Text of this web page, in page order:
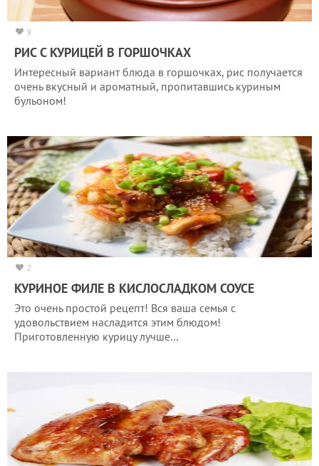
9
РИС С КУРИЦЕЙ В ГОРШОЧКАХ
Интересный вариант блюда в горшочках, рис получается
очень вкусный и ароматный, пропитавшись куриным
бульоном!
2
КУРИНОЕ ФИЛЕ В КИСЛОСЛАДКОМ СОУСЕ
Это очень простой рецепт! Вся ваша семья с
удовольствием насладится этим блюдом!
Приготовленную курицу лучше…